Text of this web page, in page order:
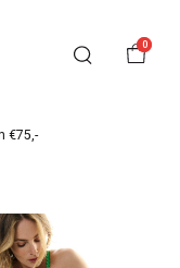
0
€75,-